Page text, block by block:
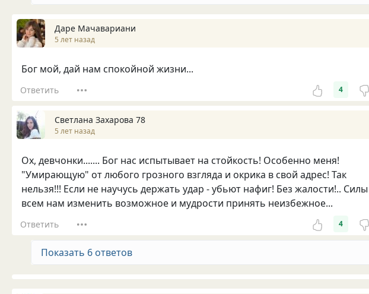
Даре Мачавариани
5 лет назад
Бог мой, дай нам спокойной жизни...
Ответить 4
Светлана Захарова 78
5 лет назад
Ох, девчонки....... Бог нас испытывает на стойкость! Особенно меня!
"Умирающую" от любого грозного взгляда и окрика в свой адрес! Так
нельзя!!! Если не научусь держать удар - убьют нафиг! Без жалости!.. Силы
всем нам изменить возможное и мудрости принять неизбежное...
Ответить 4
Показать 6 ответов